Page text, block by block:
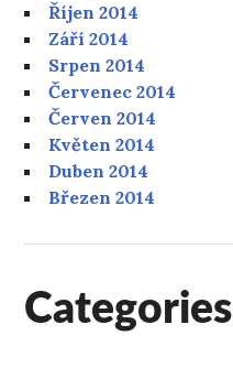
Říjen 2014
Září 2014
Srpen 2014
Červenec 2014
Červen 2014
Květen 2014
Duben 2014
Březen 2014
Categories